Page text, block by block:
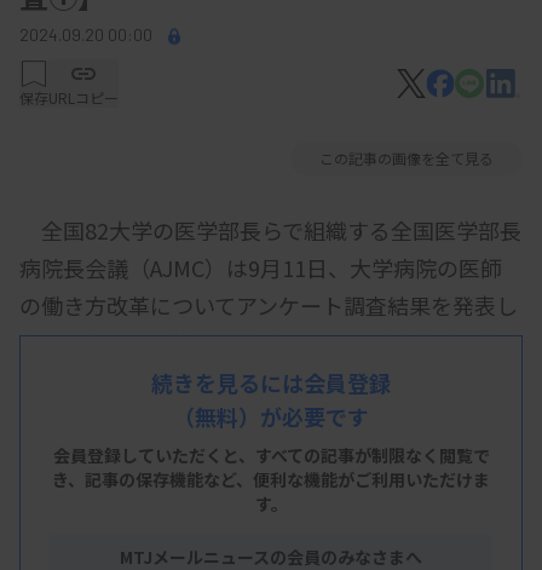
2024.09.20 00:00
保存URLコピー
この記事の画像を全て見る
全国82大学の医学部長らで組織する全国医学部長
病院長会議（AJMC）は9月11日、大学病院の医師
の働き方改革についてアンケート調査結果を発表し
た。医師の週平均総労働時間を11の診療科別に集計
したところ、臨床検査科は、「週40時間未満」と
「週40〜50時間未満」の合計が88.9％と9割近くを
占めた。残業時間が年960時間を超える可能性が高
い「週60〜70時間未満」の割合は11.1％だった。
続きを見るには会員登録
（無料）が必要です
会員登録していただくと、すべての記事が制限なく閲覧で
き、 記事の保存機能など、便利な機能がご利用いただけま
す。
MTJメールニュースの会員のみなさまへ